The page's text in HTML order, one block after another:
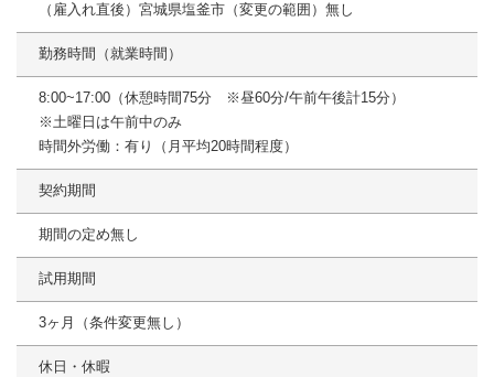
（雇入れ直後）宮城県塩釜市（変更の範囲）無し
勤務時間（就業時間）
8:00~17:00（休憩時間75分 ※昼60分/午前午後計15分）
※土曜日は午前中のみ
時間外労働：有り（月平均20時間程度）
契約期間
期間の定め無し
試用期間
3ヶ月（条件変更無し）
休日・休暇